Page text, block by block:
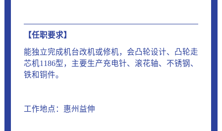
【任职要求】
能独立完成机台改机或修机，会凸轮设计、凸轮走
芯机1186型，主要生产充电针、滚花轴、不锈钢、
铁和铜件。
工作地点：惠州益伸